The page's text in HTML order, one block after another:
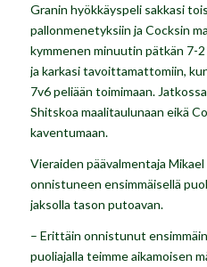
Granin hyökkäyspeli sakkasi
pallonmenetyksiin ja Cocksin
kymmenen minuutin pätkän 7-
ja karkasi tavoittamattomiin,
7v6 peliään toimimaan.
Shitskoa maalitaulunaan eikä
kaventumaan.
Vieraiden päävalmentaja
onnistuneen ensimmäisellä
jaksolla tason putoavan.
– Erittäin onnistunut
puoliajalla teimme aikamoisen